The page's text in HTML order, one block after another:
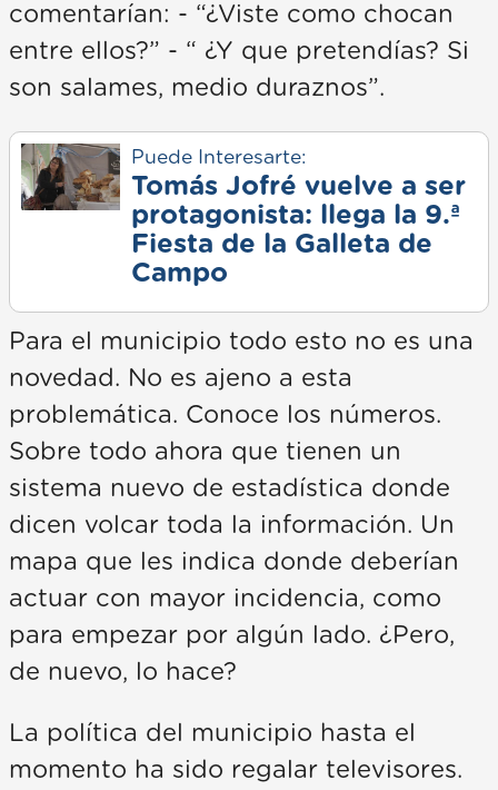
comentarían: - “¿Viste como chocan
entre ellos?” - “ ¿Y que pretendías? Si
son salames, medio duraznos”.
Puede Interesarte:
Tomás Jofré vuelve a ser
protagonista: llega la 9.ª
Fiesta de la Galleta de
Campo
Para el municipio todo esto no es una
novedad. No es ajeno a esta
problemática. Conoce los números.
Sobre todo ahora que tienen un
sistema nuevo de estadística donde
dicen volcar toda la información. Un
mapa que les indica donde deberían
actuar con mayor incidencia, como
para empezar por algún lado. ¿Pero,
de nuevo, lo hace?
La política del municipio hasta el
momento ha sido regalar televisores.